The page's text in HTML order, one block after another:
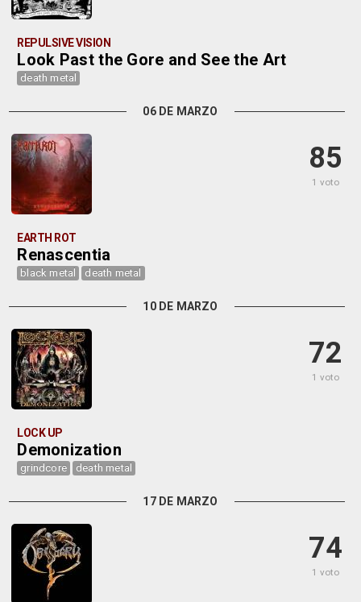
REPULSIVE VISION
Look Past the Gore and See the Art
death metal
06 DE MARZO
85
1 voto
EARTH ROT
Renascentia
black metal death metal
10 DE MARZO
72
1 voto
LOCK UP
Demonization
grindcore death metal
17 DE MARZO
74
1 voto